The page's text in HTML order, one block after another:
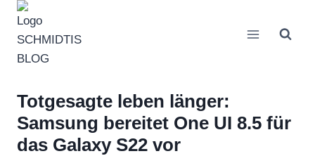
Zum
Inhalt
springen
Totgesagte leben länger:
Samsung bereitet One UI 8.5 für
das Galaxy S22 vor